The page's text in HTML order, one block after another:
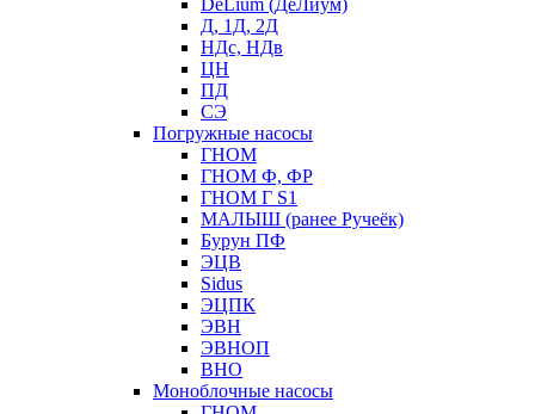
DeLium (ДеЛиум)
Д, 1Д, 2Д
НДс, НДв
ЦН
ПД
СЭ
Погружные насосы
ГНОМ
ГНОМ Ф, ФР
ГНОМ Г S1
МАЛЫШ (ранее Ручеёк)
Бурун ПФ
ЭЦВ
Sidus
ЭЦПК
ЭВН
ЭВНОП
ВНО
Моноблочные насосы